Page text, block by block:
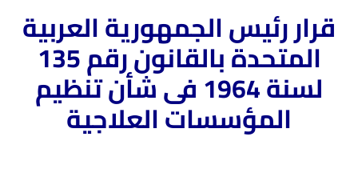
قرار رئيس الجمهورية العربية
المتحدة بالقانون رقم 135
لسنة 1964 فى شأن تنظيم
المؤسسات العلاجية